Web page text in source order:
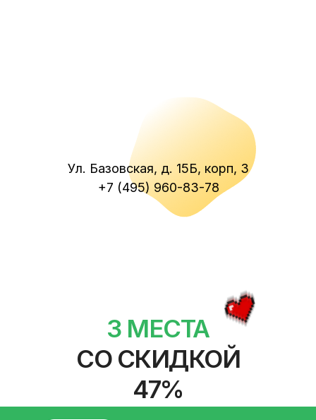
Ул. Базовская, д. 15Б, корп, 3
+7 (495) 960-83-78
3 МЕСТА
СО СКИДКОЙ
47%